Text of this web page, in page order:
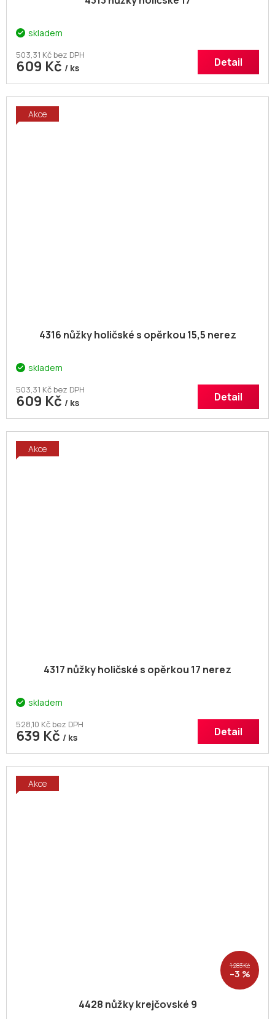
skladem
503,31 Kč bez DPH
609 Kč / ks Detail
Akce
4316 nůžky holičské s opěrkou 15,5 nerez
skladem
503,31 Kč bez DPH
609 Kč / ks Detail
Akce
4317 nůžky holičské s opěrkou 17 nerez
skladem
528,10 Kč bez DPH
639 Kč / ks Detail
Akce
1 283 Kč
–3 %
4428 nůžky krejčovské 9